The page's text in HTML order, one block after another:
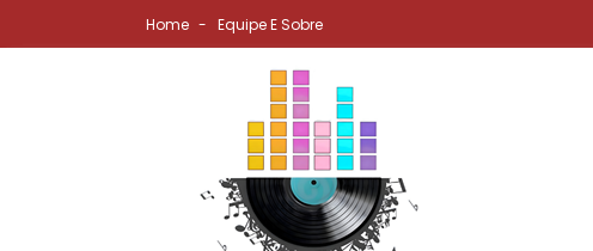
Home Equipe E Sobre